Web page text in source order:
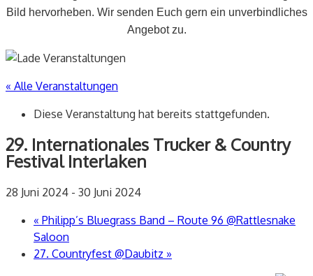
Bild hervorheben. Wir senden Euch gern ein unverbindliches
Angebot zu.
« Alle Veranstaltungen
Diese Veranstaltung hat bereits stattgefunden.
29. Internationales Trucker & Country
Festival Interlaken
28 Juni 2024 - 30 Juni 2024
« Philipp’s Bluegrass Band – Route 96 @Rattlesnake
Saloon
27. Countryfest @Daubitz »